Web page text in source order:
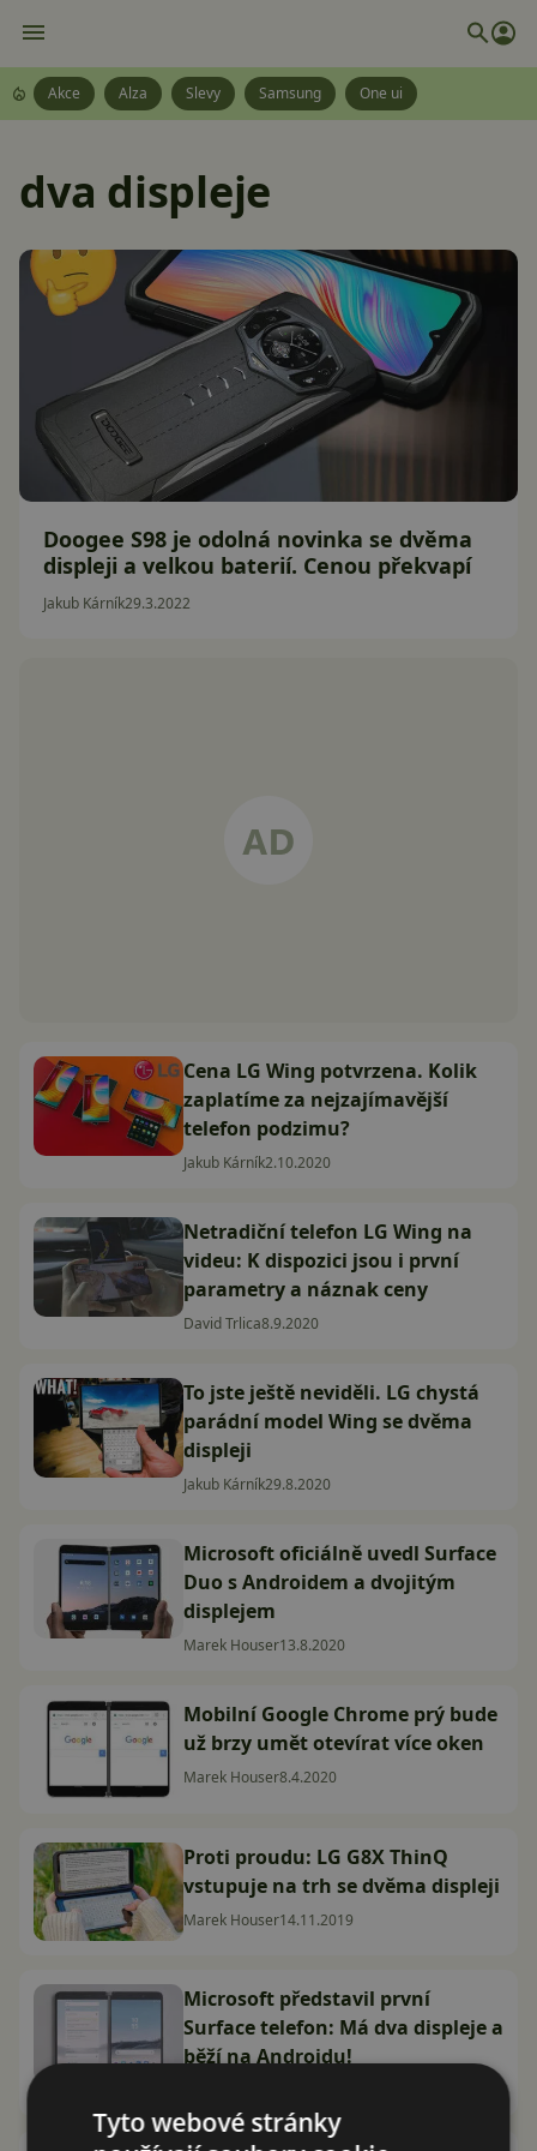
Akce Alza Slevy Samsung One ui
dva displeje
Doogee S98 je odolná novinka se dvěma
displeji a velkou baterií. Cenou překvapí
Jakub Kárník29.3.2022
Cena LG Wing potvrzena. Kolik
zaplatíme za nejzajímavější
telefon podzimu?
Jakub Kárník2.10.2020
Netradiční telefon LG Wing na
videu: K dispozici jsou i první
parametry a náznak ceny
David Trlica8.9.2020
To jste ještě neviděli. LG chystá
parádní model Wing se dvěma
displeji
Jakub Kárník29.8.2020
Microsoft oficiálně uvedl Surface
Duo s Androidem a dvojitým
displejem
Marek Houser13.8.2020
Mobilní Google Chrome prý bude
už brzy umět otevírat více oken
Marek Houser8.4.2020
Proti proudu: LG G8X ThinQ
vstupuje na trh se dvěma displeji
Marek Houser14.11.2019
Microsoft představil první
Surface telefon: Má dva displeje a
běží na Androidu!
Tyto webové stránky